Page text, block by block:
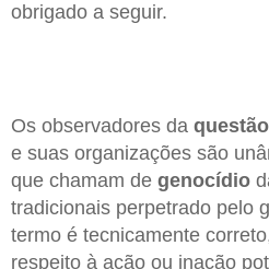
obrigado a seguir.
Os observadores da
e suas organizações são
que chamam de genocídio
tradicionais perpetrado pelo
termo é tecnicamente
respeito à ação ou inação